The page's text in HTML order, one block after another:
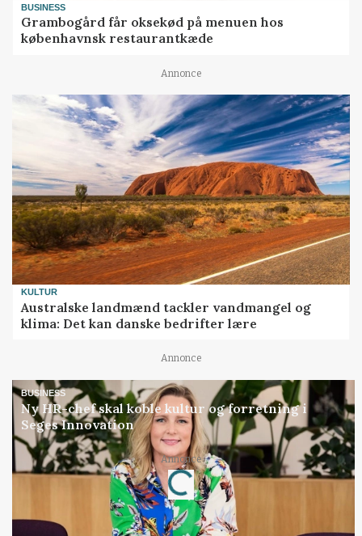
BUSINESS
Grambogård får oksekød på menuen hos
københavnsk restaurantkæde
Annonce
KULTUR
Australske landmænd tackler vandmangel og
klima: Det kan danske bedrifter lære
Annonce
BUSINESS
Ny HR-chef skal koble kultur og forretning i
Seges Innovation
Annonce
Loading...